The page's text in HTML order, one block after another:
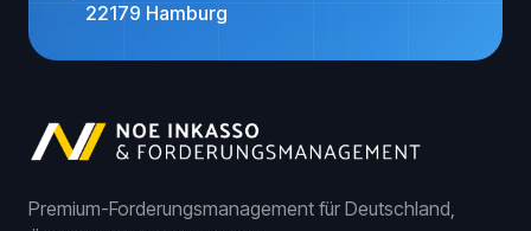
22179 Hamburg
Premium-Forderungsmanagement für Deutschland,